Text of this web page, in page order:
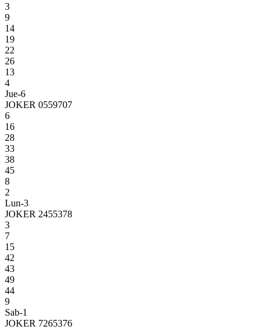
3
9
14
19
22
26
13
4
Jue-6
JOKER 0559707
6
16
28
33
38
45
8
2
Lun-3
JOKER 2455378
3
7
15
42
43
49
44
9
Sab-1
JOKER 7265376